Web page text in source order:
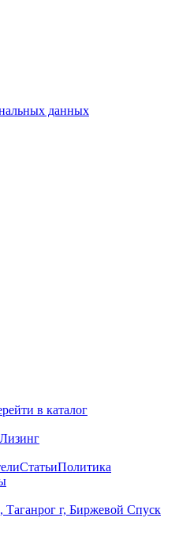
данных
в каталог
Лизинг
СтатьиПолитика
Таганрог г, Биржевой Спуск